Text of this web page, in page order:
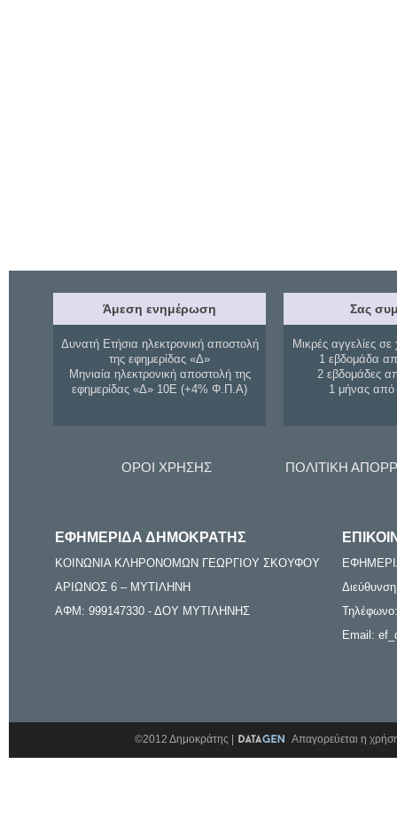
Άμεση ενημέρωση
Δυνατή Ετήσια ηλεκτρονική αποστολή
της εφημερίδας «Δ»
Μηνιαία ηλεκτρονική αποστολή της
εφημερίδας «Δ» 10Ε (+4% Φ.Π.Α)
Σας
Μικρές αγγελίες σε
1 εβδομάδα
2 εβδομάδες
1 μήνας
ΟΡΟΙ ΧΡΗΣΗΣ ΠΟΛΙΤΙΚΗ
ΕΦΗΜΕΡΙΔΑ ΔΗΜΟΚΡΑΤΗΣ
ΚΟΙΝΩΝΙΑ ΚΛΗΡΟΝΟΜΩΝ ΓΕΩΡΓΙΟΥ ΣΚΟΥΦΟΥ
ΑΡΙΩΝΟΣ 6 – ΜΥΤΙΛΗΝΗ
ΑΦΜ: 999147330 - ΔΟΥ ΜΥΤΙΛΗΝΗΣ
Email:
©2012 Δημοκράτης | Απαγορεύεται η